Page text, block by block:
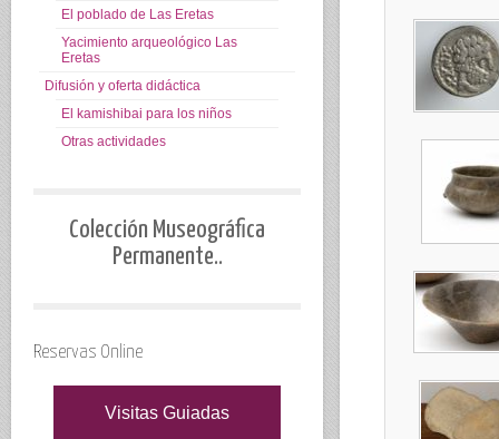
El poblado de Las Eretas
Yacimiento arqueológico Las
Eretas
Difusión y oferta didáctica
El kamishibai para los niños
Otras actividades
Colección Museográfica
Permanente..
Reservas Online
Visitas Guiadas